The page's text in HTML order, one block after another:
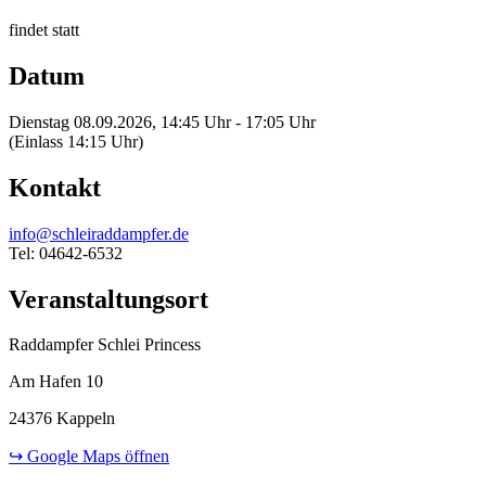
findet statt
Datum
Dienstag 08.09.2026, 14:45 Uhr - 17:05 Uhr
(Einlass 14:15 Uhr)
Kontakt
info@schleiraddampfer.de
Tel: 04642-6532
Veranstaltungsort
Raddampfer Schlei Princess
Am Hafen 10
24376 Kappeln
↪ Google Maps öffnen